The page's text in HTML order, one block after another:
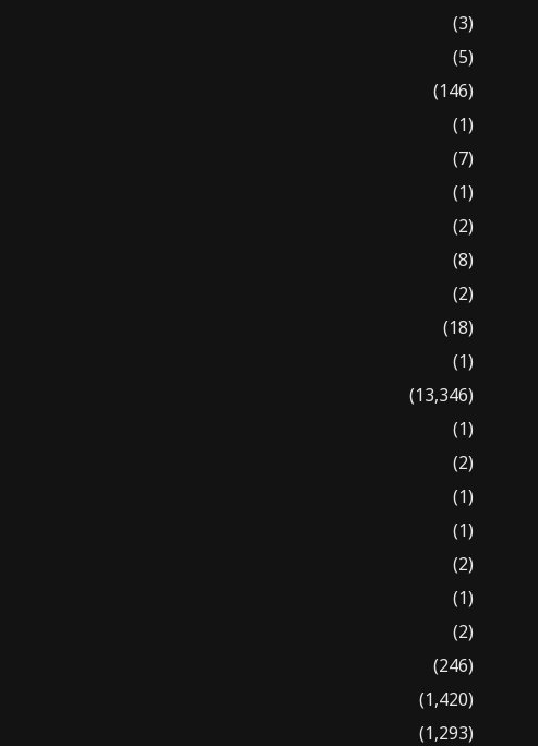
(3)
(5)
(146)
(1)
(7)
(1)
(2)
(8)
(2)
(18)
(1)
(13,346)
(1)
(2)
(1)
(1)
(2)
(1)
(2)
(246)
(1,420)
(1,293)